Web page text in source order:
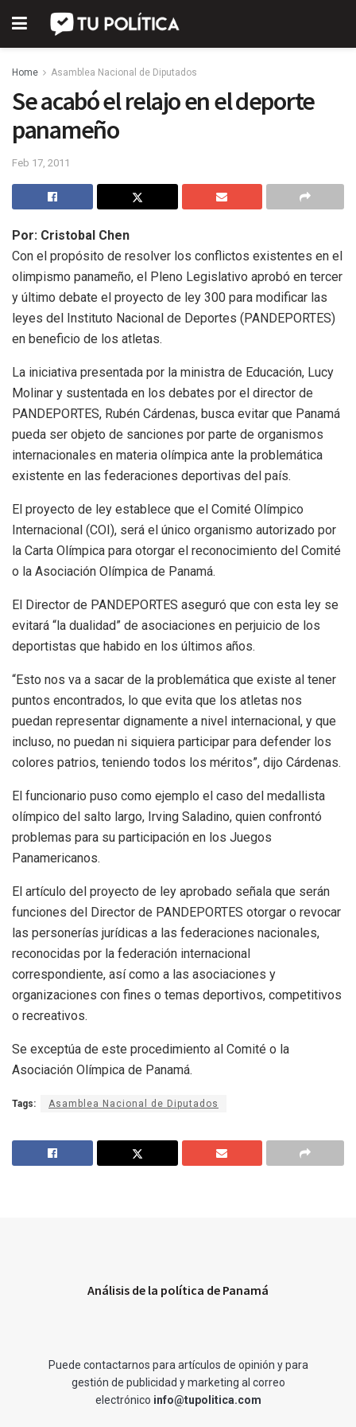
Home Asamblea Nacional de Diputados
Se acabó el relajo en el deporte
panameño
Feb 17, 2011
Por: Cristobal Chen
Con el propósito de resolver los conflictos existentes en el
olimpismo panameño, el Pleno Legislativo aprobó en tercer
y último debate el proyecto de ley 300 para modificar las
leyes del Instituto Nacional de Deportes (PANDEPORTES)
en beneficio de los atletas.
La iniciativa presentada por la ministra de Educación, Lucy
Molinar y sustentada en los debates por el director de
PANDEPORTES, Rubén Cárdenas, busca evitar que Panamá
pueda ser objeto de sanciones por parte de organismos
internacionales en materia olímpica ante la problemática
existente en las federaciones deportivas del país.
El proyecto de ley establece que el Comité Olímpico
Internacional (COI), será el único organismo autorizado por
la Carta Olímpica para otorgar el reconocimiento del Comité
o la Asociación Olímpica de Panamá.
El Director de PANDEPORTES aseguró que con esta ley se
evitará “la dualidad” de asociaciones en perjuicio de los
deportistas que habido en los últimos años.
“Esto nos va a sacar de la problemática que existe al tener
puntos encontrados, lo que evita que los atletas nos
puedan representar dignamente a nivel internacional, y que
incluso, no puedan ni siquiera participar para defender los
colores patrios, teniendo todos los méritos”, dijo Cárdenas.
El funcionario puso como ejemplo el caso del medallista
olímpico del salto largo, Irving Saladino, quien confrontó
problemas para su participación en los Juegos
Panamericanos.
El artículo del proyecto de ley aprobado señala que serán
funciones del Director de PANDEPORTES otorgar o revocar
las personerías jurídicas a las federaciones nacionales,
reconocidas por la federación internacional
correspondiente, así como a las asociaciones y
organizaciones con fines o temas deportivos, competitivos
o recreativos.
Se exceptúa de este procedimiento al Comité o la
Asociación Olímpica de Panamá.
Tags: Asamblea Nacional de Diputados
Análisis de la política de Panamá
Puede contactarnos para artículos de opinión y para
gestión de publicidad y marketing al correo
electrónico info@tupolitica.com